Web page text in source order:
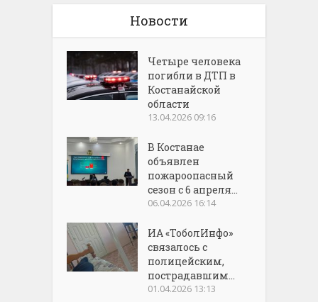
Новости
Четыре человека
погибли в ДТП в
Костанайской
области
13.04.2026 09:16
В Костанае
объявлен
пожароопасный
сезон с 6 апреля...
06.04.2026 16:14
ИА «ТоболИнфо»
связалось с
полицейским,
пострадавшим...
01.04.2026 13:13